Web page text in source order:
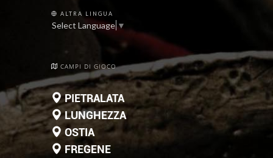
ALTRA LINGUA
Select Language▼
CAMPI DI GIOCO
PIETRALATA
LUNGHEZZA
OSTIA
FREGENE